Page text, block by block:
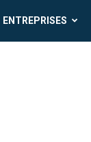
ENTREPRISES